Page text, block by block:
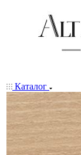
Каталог